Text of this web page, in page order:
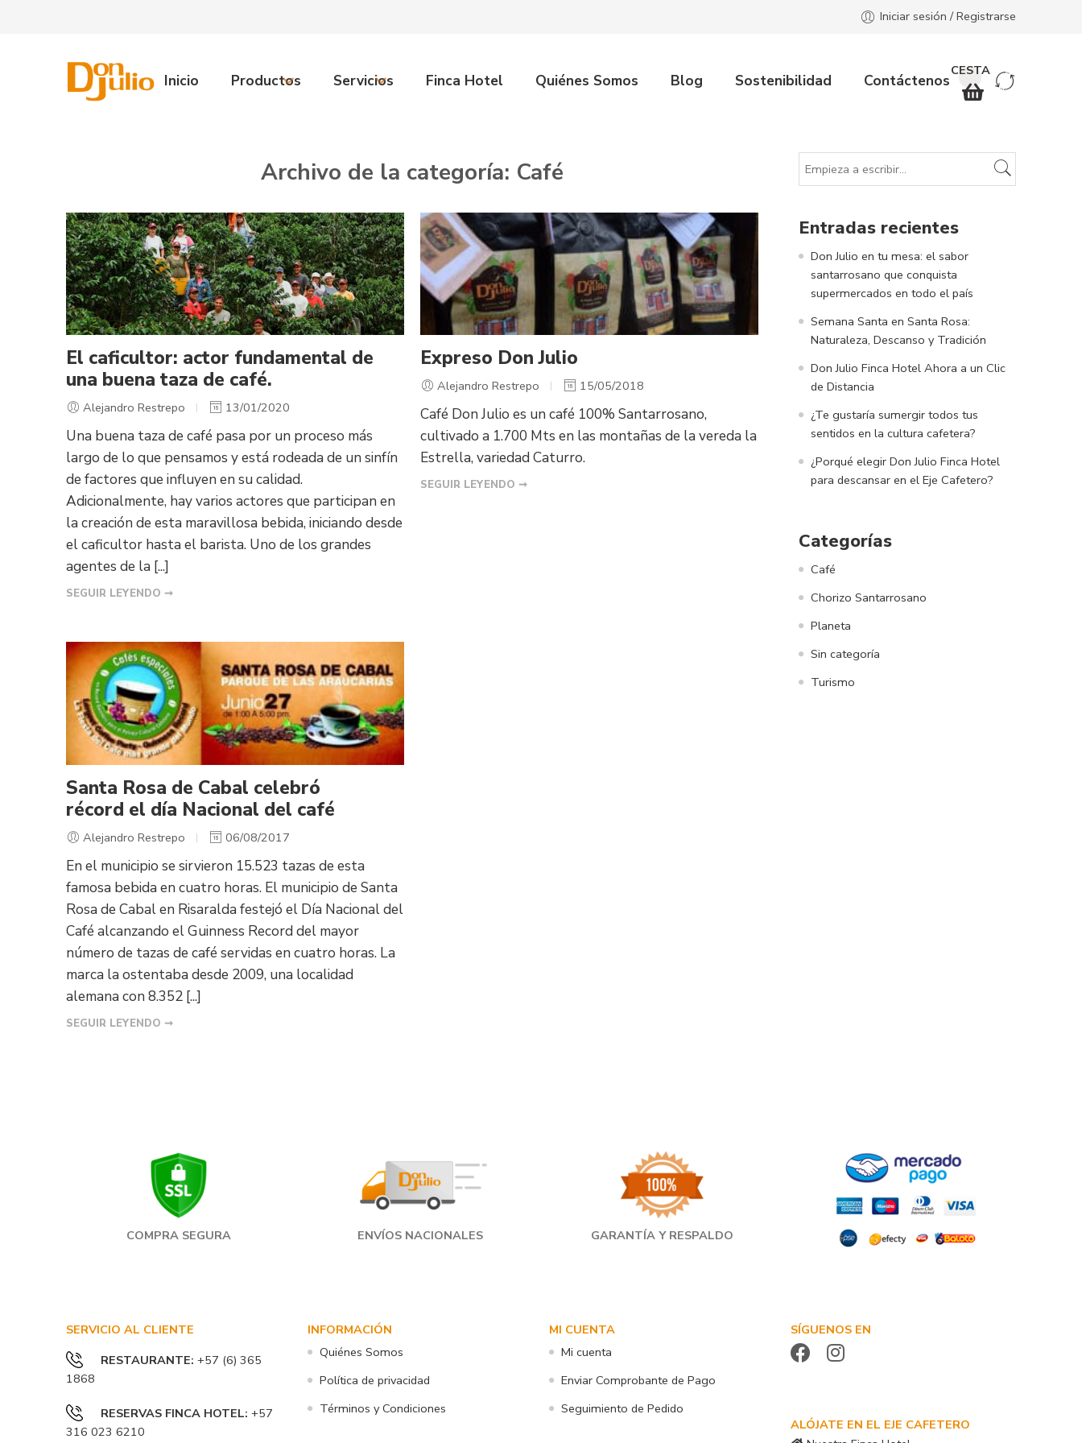
Iniciar sesión / Registrarse
Inicio Productos Servicios Finca Hotel Quiénes Somos Blog Sostenibilidad Contáctenos
Archivo de la categoría: Café
El caficultor: actor fundamental de
una buena taza de café.
Alejandro Restrepo 13/01/2020
Una buena taza de café pasa por un proceso más
largo de lo que pensamos y está rodeada de un sinfín
de factores que influyen en su calidad.
Adicionalmente, hay varios actores que participan en
la creación de esta maravillosa bebida, iniciando desde
el caficultor hasta el barista. Uno de los grandes
agentes de la [...]
SEGUIR LEYENDO ➞
Expreso Don Julio
Alejandro Restrepo 15/05/2018
Café Don Julio es un café 100% Santarrosano,
cultivado a 1.700 Mts en las montañas de la vereda la
Estrella, variedad Caturro.
SEGUIR LEYENDO ➞
Santa Rosa de Cabal celebró
récord el día Nacional del café
Alejandro Restrepo 06/08/2017
En el municipio se sirvieron 15.523 tazas de esta
famosa bebida en cuatro horas. El municipio de Santa
Rosa de Cabal en Risaralda festejó el Día Nacional del
Café alcanzando el Guinness Record del mayor
número de tazas de café servidas en cuatro horas. La
marca la ostentaba desde 2009, una localidad
alemana con 8.352 [...]
SEGUIR LEYENDO ➞
Entradas recientes
Don Julio en tu mesa: el sabor
santarrosano que conquista
supermercados en todo el país
Semana Santa en Santa Rosa:
Naturaleza, Descanso y Tradición
Don Julio Finca Hotel Ahora a un Clic
de Distancia
¿Te gustaría sumergir todos tus
sentidos en la cultura cafetera?
¿Porqué elegir Don Julio Finca Hotel
para descansar en el Eje Cafetero?
Categorías
Café
Chorizo Santarrosano
Planeta
Sin categoría
Turismo
COMPRA SEGURA ENVÍOS NACIONALES GARANTÍA Y RESPALDO
SERVICIO AL CLIENTE
RESTAURANTE: +57 (6) 365
1868
RESERVAS FINCA HOTEL: +57
316 023 6210
INFORMACIÓN
Quiénes Somos
Política de privacidad
Términos y Condiciones
MI CUENTA
Mi cuenta
Enviar Comprobante de Pago
Seguimiento de Pedido
SÍGUENOS EN
ALÓJATE EN EL EJE CAFETERO